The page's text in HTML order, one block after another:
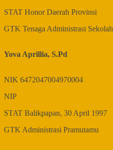
STAT Honor Daerah Provinsi
GTK Tenaga Administrasi Sekolah
Yova Aprillia, S.Pd
NIK 6472047004970004
NIP
STAT Balikpapan, 30 April 1997
GTK Administrasi Pramutamu